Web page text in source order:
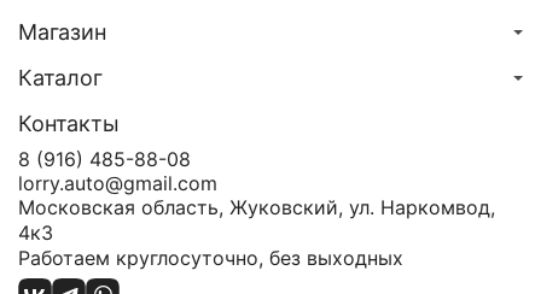
Магазин
Каталог
Контакты
8 (916) 485-88-08
lorry.auto@gmail.com
Московская область, Жуковский, ул. Наркомвод,
4к3
Работаем круглосуточно, без выходных